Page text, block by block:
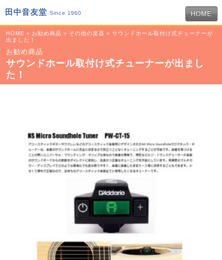
田中音友堂 Since 1960 HOME
HOME > お勧め商品 > その他の楽器 > サウンドホール取付け式チューナーが
出ました！
お勧め商品
サウンドホール取付け式チューナーが出まし
た！